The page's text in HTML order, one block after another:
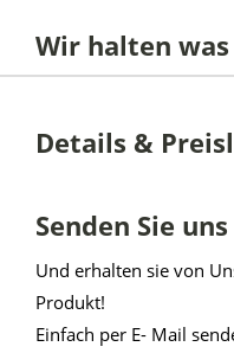
Wir halten
Details &
Senden Sie
Und erhalten sie von
Produkt!
Einfach per E- Mail